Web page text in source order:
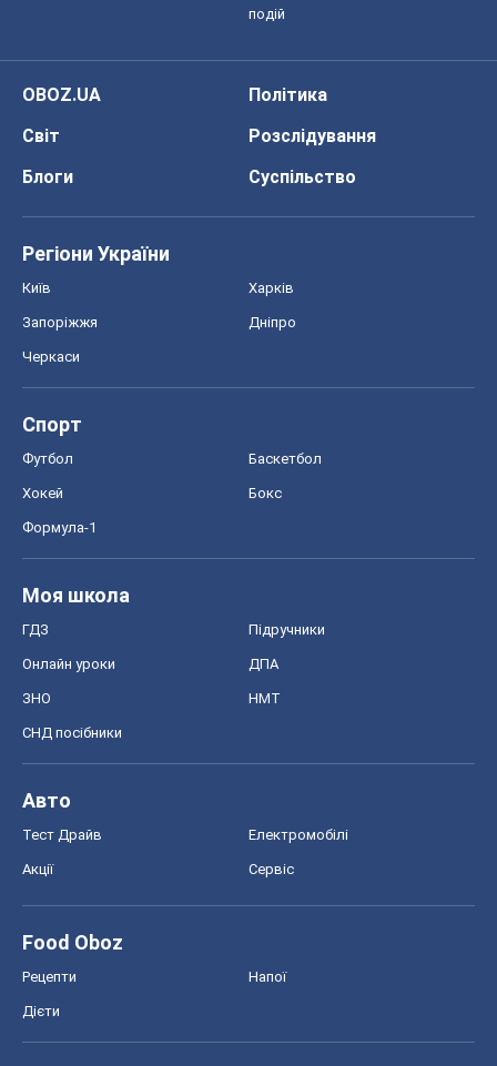
подій
OBOZ.UA
Політика
Світ
Розслідування
Блоги
Суспільство
Регіони України
Київ Харків
Запоріжжя Дніпро
Черкаси
Спорт
Футбол Баскетбол
Хокей Бокс
Формула-1
Моя школа
ГДЗ Підручники
Онлайн уроки ДПА
ЗНО НМТ
СНД посібники
Авто
Тест Драйв Електромобілі
Акції Сервіс
Food Oboz
Рецепти Напої
Дієти